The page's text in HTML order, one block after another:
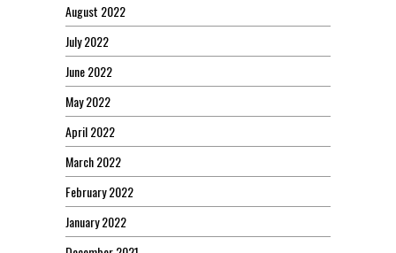
August 2022
July 2022
June 2022
May 2022
April 2022
March 2022
February 2022
January 2022